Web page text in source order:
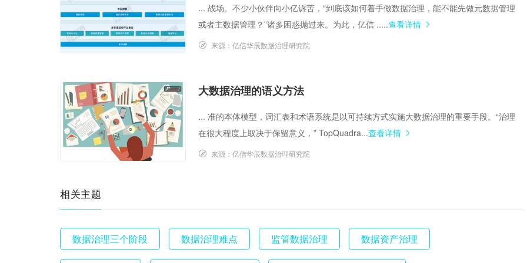
... 战场。不少小伙伴向小亿诉苦，“到底该如何着手做数据治理，能不能先做元数据管理
或者主数据管理？”诸多困惑抛过来。为此，亿信 .....查看详情
来源： 亿信华辰数据治理研究院
大数据治理的语义方法
... 准的本体模型，词汇表和术语系统是以可持续方式实施大数据治理的重要手段。“治理
在很大程度上取决于保留意义，” TopQuadra...查看详情
来源： 亿信华辰数据治理研究院
相关主题
数据治理三个阶段 数据治理难点 监管数据治理 数据资产治理